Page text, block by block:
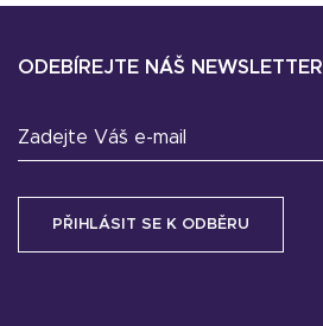
ODEBÍREJTE NÁŠ NEWSLETTER
Zadejte Váš e-mail